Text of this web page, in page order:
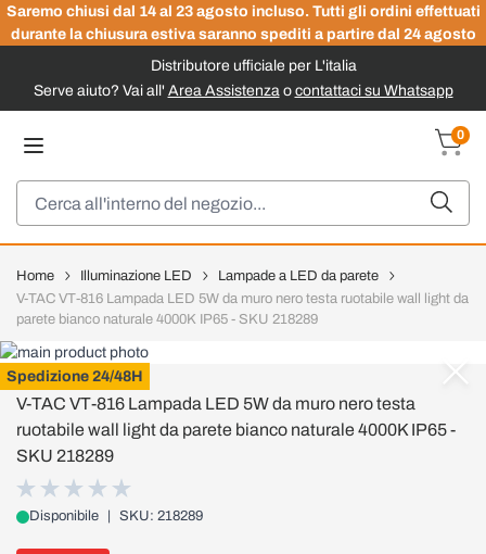
Saremo chiusi dal 14 al 23 agosto incluso. Tutti gli ordini effettuati
durante la chiusura estiva saranno spediti a partire dal 24 agosto
Distributore ufficiale per L'italia
Serve aiuto? Vai all' Area Assistenzao contattaci su Whatsapp
0
Home Illuminazione LED
Lampade a LED da parete
V-TAC VT-816 Lampada LED 5W da muro nero testa ruotabile wall light da
parete bianco naturale 4000K IP65 - SKU 218289
Spedizione 24/48H
V-TAC
V-TAC VT-816 Lampada LED 5W da muro nero testa
ruotabile wall light da parete bianco naturale 4000K IP65 -
SKU 218289
Disponibile SKU: 218289